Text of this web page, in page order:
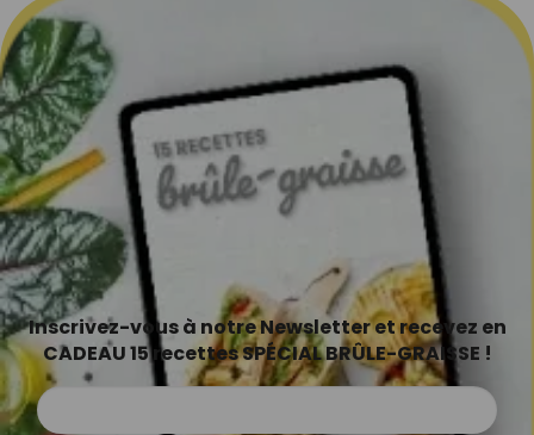
Inscrivez-vous à notre Newsletter et recevez en
CADEAU 15 recettes SPÉCIAL BRÛLE-GRAISSE !